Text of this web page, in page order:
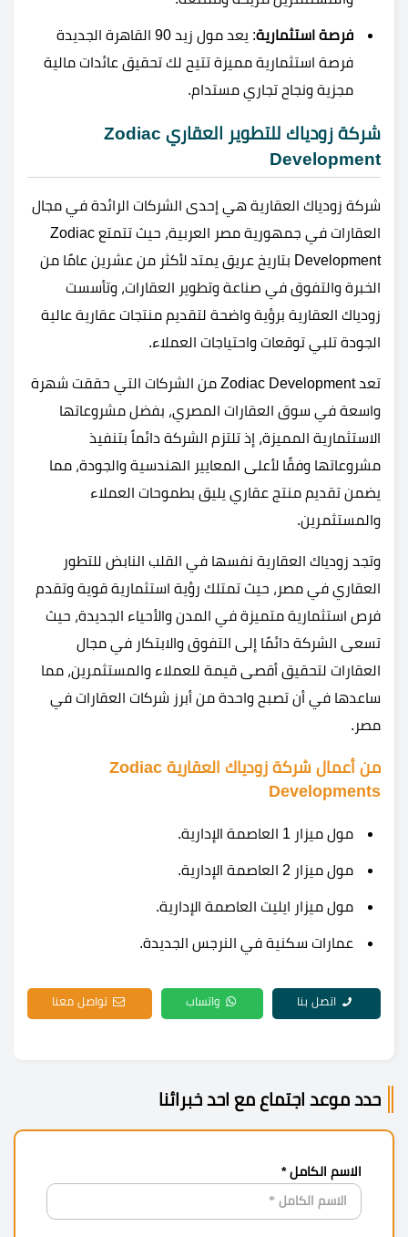
فرصة استثمارية
: يعد مول زيد 90 القاهرة الجديدة
فرصة استثمارية مميزة تتيح لك تحقيق عائدات مالية
مجزية ونجاح تجاري مستدام.
شركة زودياك للتطوير العقاري Zodiac
Development
شركة زودياك العقارية هي إحدى الشركات الرائدة في مجال
العقارات في جمهورية مصر العربية، حيث تتمتع Zodiac
Development بتاريخ عريق يمتد لأكثر من عشرين عامًا من
الخبرة والتفوق في صناعة وتطوير العقارات، وتأسست
زودياك العقارية برؤية واضحة لتقديم منتجات عقارية عالية
الجودة تلبي توقعات واحتياجات العملاء.
تعد Zodiac Development من الشركات التي حققت شهرة
واسعة في سوق العقارات المصري، بفضل مشروعاتها
الاستثمارية المميزة، إذ تلتزم الشركة دائماً بتنفيذ
مشروعاتها وفقًا لأعلى المعايير الهندسية والجودة، مما
يضمن تقديم منتج عقاري يليق بطموحات العملاء
والمستثمرين.
وتجد زودياك العقارية نفسها في القلب النابض للتطور
العقاري في مصر، حيث تمتلك رؤية استثمارية قوية وتقدم
فرص استثمارية متميزة في المدن والأحياء الجديدة، حيث
تسعى الشركة دائمًا إلى التفوق والابتكار في مجال
العقارات لتحقيق أقصى قيمة للعملاء والمستثمرين، مما
ساعدها في أن تصبح واحدة من أبرز شركات العقارات في
مصر.
من أعمال شركة زودياك العقارية Zodiac
Developments
مول ميزار 1 العاصمة الإدارية.
مول ميزار 2 العاصمة الإدارية.
مول ميزار ايليت العاصمة الإدارية.
عمارات سكنية في النرجس الجديدة.
اتصل بنا واتساب تواصل معنا
حدد موعد اجتماع مع احد خبرائنا
الاسم الكامل *